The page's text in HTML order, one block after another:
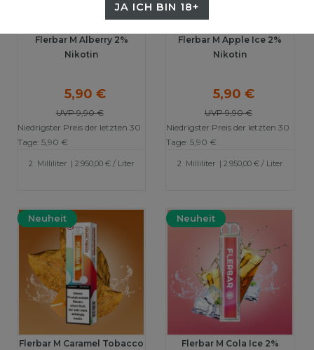
Flerbar M Alberry 2%
Nikotin
UVP 9,90 €
5,90 €
Niedrigster Preis der letzten 30
Tage: 5,90 €
2 Milliliter | 2.950,00 € / Liter
Flerbar M Apple Ice 2%
Nikotin
UVP 9,90 €
5,90 €
Niedrigster Preis der letzten 30
Tage: 5,90 €
2 Milliliter | 2.950,00 € / Liter
Neuheit
Flerbar M Caramel Tobacco
Neuheit
Flerbar M Cola Ice 2%
JA ICH BIN 18+